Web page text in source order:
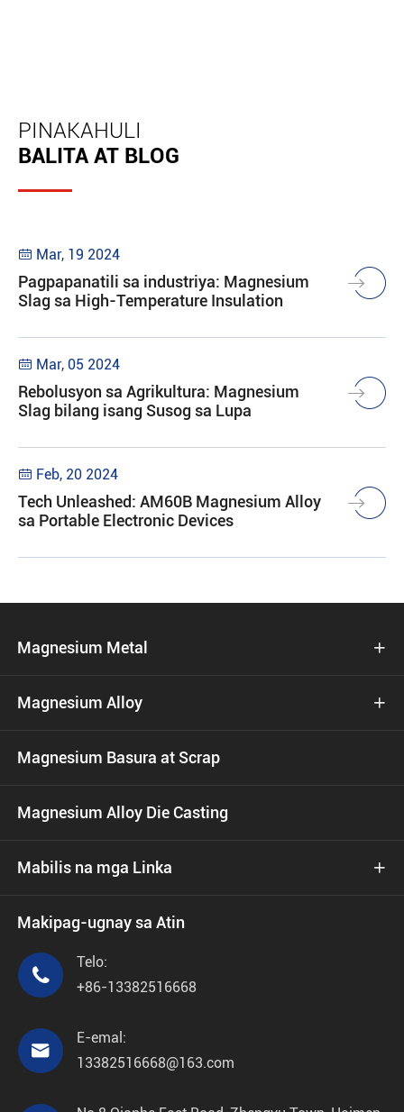
PINAKAHULI
BALITA AT BLOG
 Mar, 19 2024
Pagpapanatili sa industriya: Magnesium
Slag sa High-Temperature Insulation
 Mar, 05 2024
Rebolusyon sa Agrikultura: Magnesium
Slag bilang isang Susog sa Lupa
 Feb, 20 2024
Tech Unleashed: AM60B Magnesium Alloy
sa Portable Electronic Devices
Magnesium Metal 
Magnesium Alloy 
Magnesium Basura at Scrap
Magnesium Alloy Die Casting
Mabilis na mga Linka 
Makipag-ugnay sa Atin

Telo:
+86-13382516668

E-emal:
13382516668@163.com